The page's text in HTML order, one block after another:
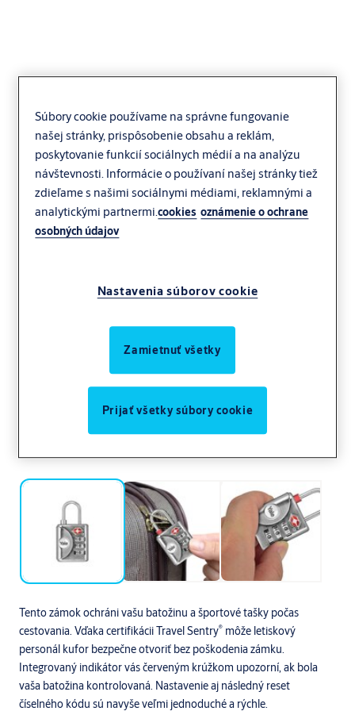
Yale YTP 1
Tento zámok ochráni vašu batožinu a športové tašky počas
cestovania. Vďaka certifikácii Travel Sentry® môže letiskový
personál kufor bezpečne otvoriť bez poškodenia zámku.
Integrovaný indikátor vás červeným krúžkom upozorní, ak bola
vaša batožina kontrolovaná. Nastavenie aj následný reset
číselného kódu sú navyše veľmi jednoduché a rýchle.
Súbory cookie používame na správne fungovanie
našej stránky, prispôsobenie obsahu a reklám,
poskytovanie funkcií sociálnych médií a na analýzu
návštevnosti. Informácie o používaní našej stránky tiež
zdieľame s našimi sociálnymi médiami, reklamnými a
analytickými partnermi.cookies oznámenie o ochrane
osobných údajov
Nastavenia súborov cookie
Zamietnuť všetky
Prijať všetky súbory cookie